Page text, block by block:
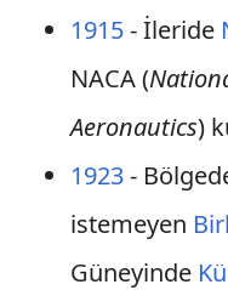
1915- İleride
NACA (
Aeronautics)
1923-
istemeyen
Güneyinde